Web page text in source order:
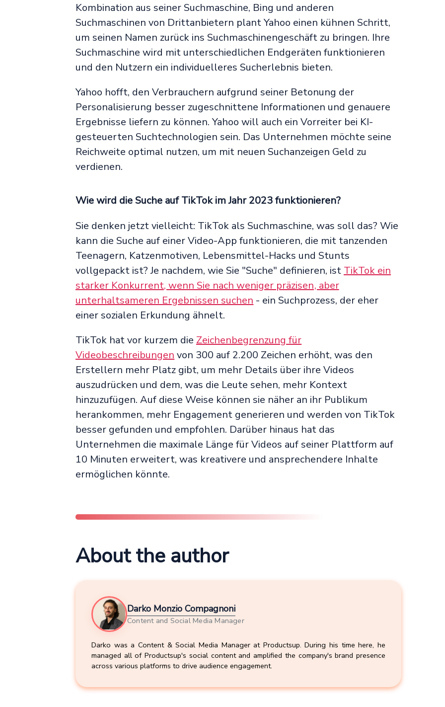
Kombination aus seiner Suchmaschine, Bing und anderen
Suchmaschinen von Drittanbietern plant Yahoo einen kühnen Schritt,
um seinen Namen zurück ins Suchmaschinengeschäft zu bringen. Ihre
Suchmaschine wird mit unterschiedlichen Endgeräten funktionieren
und den Nutzern ein individuelleres Sucherlebnis bieten.
Yahoo hofft, den Verbrauchern aufgrund seiner Betonung der
Personalisierung besser zugeschnittene Informationen und genauere
Ergebnisse liefern zu können. Yahoo will auch ein Vorreiter bei KI-
gesteuerten Suchtechnologien sein. Das Unternehmen möchte seine
Reichweite optimal nutzen, um mit neuen Suchanzeigen Geld zu
verdienen.
Wie wird die Suche auf TikTok im Jahr 2023 funktionieren?
Sie denken jetzt vielleicht: TikTok als Suchmaschine, was soll das? Wie
kann die Suche auf einer Video-App funktionieren, die mit tanzenden
Teenagern, Katzenmotiven, Lebensmittel-Hacks und Stunts
vollgepackt ist? Je nachdem, wie Sie "Suche" definieren, ist TikTok ein
starker Konkurrent, wenn Sie nach weniger präzisen, aber
unterhaltsameren Ergebnissen suchen - ein Suchprozess, der eher
einer sozialen Erkundung ähnelt.
TikTok hat vor kurzem die Zeichenbegrenzung für
Videobeschreibungen von 300 auf 2.200 Zeichen erhöht, was den
Erstellern mehr Platz gibt, um mehr Details über ihre Videos
auszudrücken und dem, was die Leute sehen, mehr Kontext
hinzuzufügen. Auf diese Weise können sie näher an ihr Publikum
herankommen, mehr Engagement generieren und werden von TikTok
besser gefunden und empfohlen. Darüber hinaus hat das
Unternehmen die maximale Länge für Videos auf seiner Plattform auf
10 Minuten erweitert, was kreativere und ansprechendere Inhalte
ermöglichen könnte.
About the author
Darko Monzio Compagnoni
Content and Social Media Manager
Darko was a Content & Social Media Manager at Productsup. During his time here, he
managed all of Productsup's social content and amplified the company's brand presence
across various platforms to drive audience engagement.